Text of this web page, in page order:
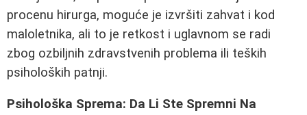
procenu hirurga, moguće je izvršiti zahvat i kod
maloletnika, ali to je retkost i uglavnom se radi
zbog ozbiljnih zdravstvenih problema ili teških
psiholoških patnji.
Psihološka Sprema: Da Li Ste Spremni Na